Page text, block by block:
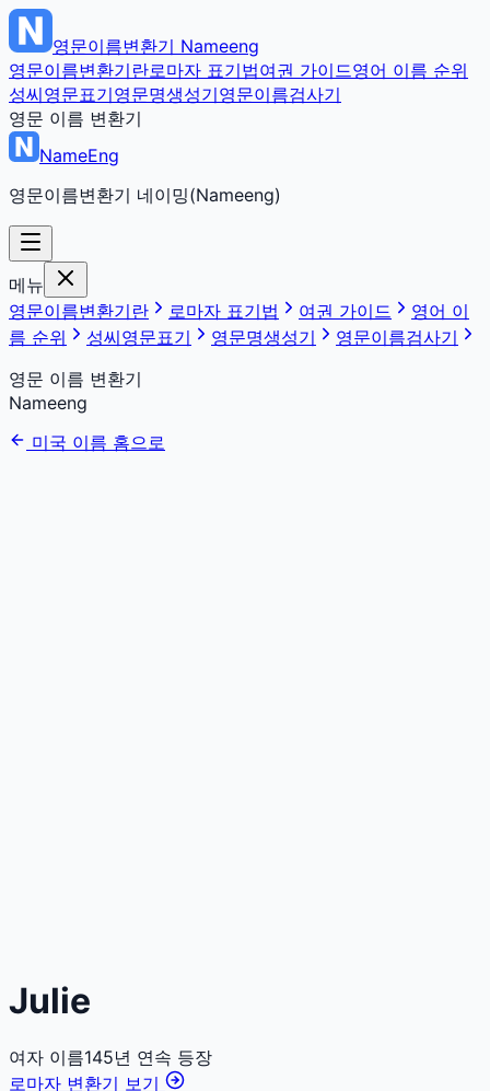
영문이름변환기 Nameeng
영문이름변환기란로마자 표기법여권 가이드영어 이름 순위
성씨영문표기영문명생성기영문이름검사기
영문 이름 변환기
NameEng
영문이름변환기 네이밍(Nameeng)
메뉴
영문이름변환기란
로마자 표기법 여권 가이드
영어 이
름 순위
성씨영문표기 영문명생성기
영문이름검사기
영문 이름 변환기
Nameeng
미국 이름 홈으로
Julie
여자 이름145년 연속 등장
로마자 변환기 보기